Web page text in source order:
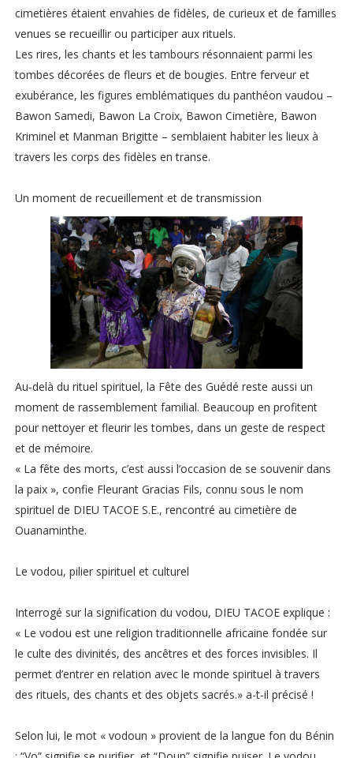
cimetières étaient envahies de fidèles, de curieux et de familles
venues se recueillir ou participer aux rituels.
Les rires, les chants et les tambours résonnaient parmi les
tombes décorées de fleurs et de bougies. Entre ferveur et
exubérance, les figures emblématiques du panthéon vaudou –
Bawon Samedi, Bawon La Croix, Bawon Cimetière, Bawon
Kriminel et Manman Brigitte – semblaient habiter les lieux à
travers les corps des fidèles en transe.
Un moment de recueillement et de transmission
Au-delà du rituel spirituel, la Fête des Guédé reste aussi un
moment de rassemblement familial. Beaucoup en profitent
pour nettoyer et fleurir les tombes, dans un geste de respect
et de mémoire.
« La fête des morts, c’est aussi l’occasion de se souvenir dans
la paix », confie Fleurant Gracias Fils, connu sous le nom
spirituel de DIEU TACOE S.E., rencontré au cimetière de
Ouanaminthe.
Le vodou, pilier spirituel et culturel
Interrogé sur la signification du vodou, DIEU TACOE explique :
« Le vodou est une religion traditionnelle africaine fondée sur
le culte des divinités, des ancêtres et des forces invisibles. Il
permet d’entrer en relation avec le monde spirituel à travers
des rituels, des chants et des objets sacrés.» a-t-il précisé !
Selon lui, le mot « vodoun » provient de la langue fon du Bénin